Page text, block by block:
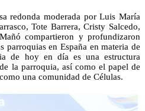
redonda moderada por Luis María
Tote Barrera, Cristy Salcedo,
compartieron y profundizaron
parroquias en España en materia de
de hoy en día es una estructura
la parroquia, así como el papel de
una comunidad de Células.